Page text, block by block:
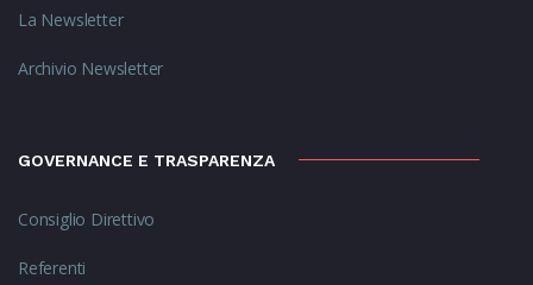
La Newsletter
Archivio Newsletter
GOVERNANCE E TRASPARENZA
Consiglio Direttivo
Referenti